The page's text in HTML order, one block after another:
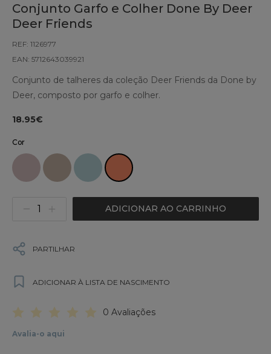
Conjunto Garfo e Colher Done By Deer
Deer Friends
REF: 1126977
EAN: 5712643039921
Conjunto de talheres da coleção Deer Friends da Done by
Deer, composto por garfo e colher.
18.95€
Cor
ADICIONAR AO CARRINHO
PARTILHAR
ADICIONAR À LISTA DE NASCIMENTO
0 Avaliações
Avalia-o aqui